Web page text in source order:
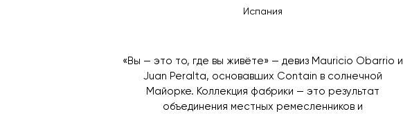
Испания
«Вы — это то, где вы живёте» — девиз Mauricio Obarrio и
Juan Peralta, основавших Contain в солнечной
Майорке. Коллекция фабрики — это результат
объединения местных ремесленников и